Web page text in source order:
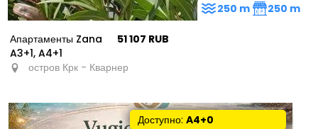
Апартаменты Zana
A3+1, A4+1
51 107 RUB
остров Крк - Кварнер
250 m 250 m
Доступно: A4+0